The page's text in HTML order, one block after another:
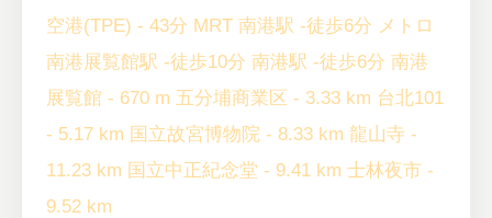
空港(TPE) - 43分 MRT 南港駅 -徒歩6分 メトロ
南港展覧館駅 -徒歩10分 南港駅 -徒歩6分 南港
展覧館 - 670 m 五分埔商業区 - 3.33 km 台北101
- 5.17 km 国立故宮博物院 - 8.33 km 龍山寺 -
11.23 km 国立中正紀念堂 - 9.41 km 士林夜市 -
9.52 km